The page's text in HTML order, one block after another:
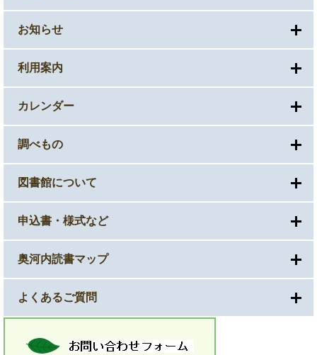
お知らせ
利用案内
カレンダー
調べもの
図書館について
申込書・様式など
奥河内読書マップ
よくあるご質問